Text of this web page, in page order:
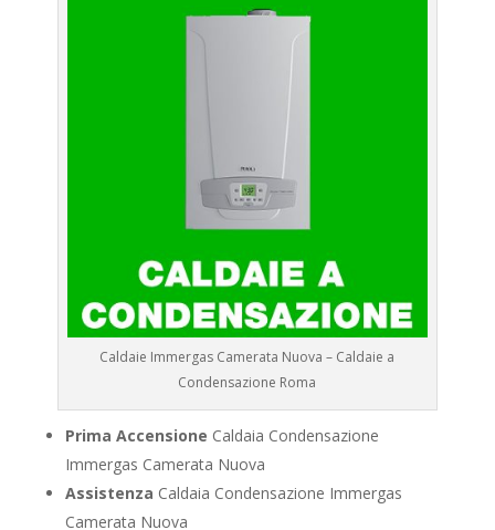
Caldaie Immergas Camerata Nuova – Caldaie a
Condensazione Roma
Prima Accensione Caldaia Condensazione
Immergas Camerata Nuova
Assistenza Caldaia Condensazione Immergas
Camerata Nuova